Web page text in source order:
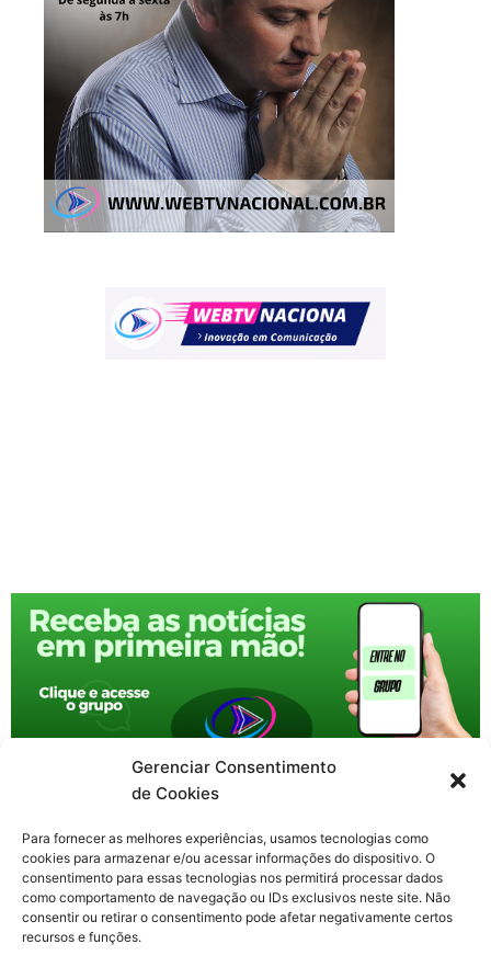
Gerenciar Consentimento
de Cookies
Para fornecer as melhores experiências, usamos tecnologias como
cookies para armazenar e/ou acessar informações do dispositivo. O
consentimento para essas tecnologias nos permitirá processar dados
como comportamento de navegação ou IDs exclusivos neste site. Não
consentir ou retirar o consentimento pode afetar negativamente certos
recursos e funções.